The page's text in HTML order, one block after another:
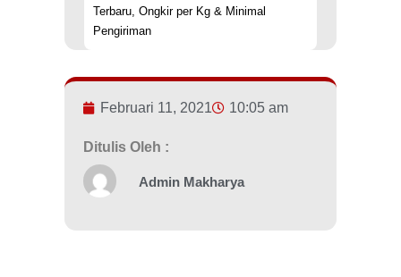
Terbaru, Ongkir per Kg & Minimal
Pengiriman
Februari 11, 2021 10:05 am
Ditulis Oleh :
Admin Makharya